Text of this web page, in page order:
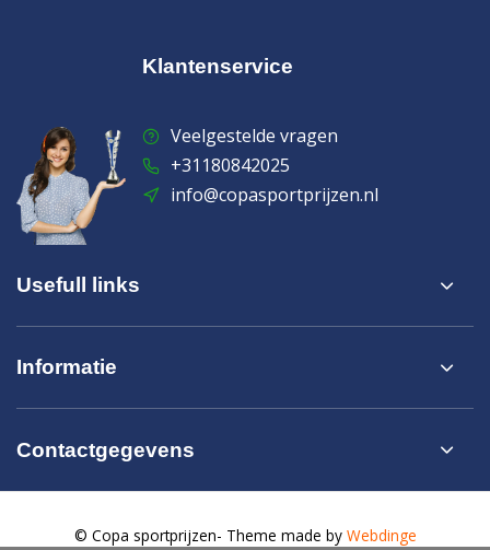
Klantenservice
Veelgestelde vragen
+31180842025
info@copasportprijzen.nl
Usefull links
Informatie
Contactgegevens
© Copa sportprijzen- Theme made by Webdinge